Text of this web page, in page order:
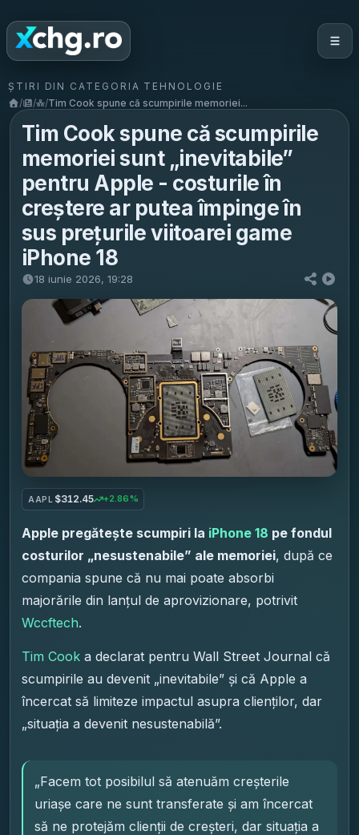
ȘTIRI DIN CATEGORIA TEHNOLOGIE
/
/ /Tim Cook spune că scumpirile memoriei...
Tim Cook spune că scumpirile
memoriei sunt „inevitabile”
pentru Apple - costurile în
creștere ar putea împinge în
sus prețurile viitoarei game
iPhone 18
18 iunie 2026, 19:28
AAPL $312.45 +2.86%
Apple pregătește scumpiri la iPhone 18 pe fondul
costurilor „nesustenabile” ale memoriei, după ce
compania spune că nu mai poate absorbi
majorările din lanțul de aprovizionare, potrivit
Wccftech.
Tim Cook a declarat pentru Wall Street Journal că
scumpirile au devenit „inevitabile” și că Apple a
încercat să limiteze impactul asupra clienților, dar
„situația a devenit nesustenabilă”.
„Facem tot posibilul să atenuăm creșterile
uriașe care ne sunt transferate și am încercat
să ne protejăm clienții de creșteri, dar situația a